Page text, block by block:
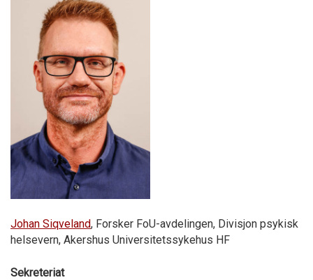
Johan Siqveland, Forsker FoU-avdelingen, Divisjon psykisk
helsevern, Akershus Universitetssykehus HF
Sekreteriat